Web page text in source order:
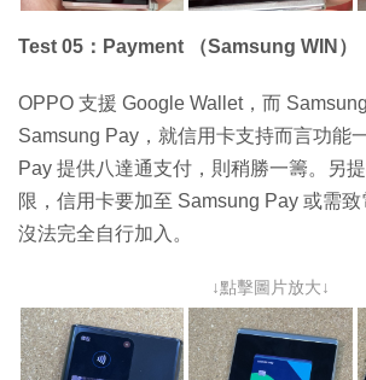
Test 05：Payment （Samsung WIN）
OPPO 支援 Google Wallet，而
Samsung Pay，就信用卡支持而言功能
Pay 提供八達通支付，則稍勝一籌。另
限，信用卡要加至 Samsung Pay 或需
沒法完全自行加入。
↓點擊圖片放大↓